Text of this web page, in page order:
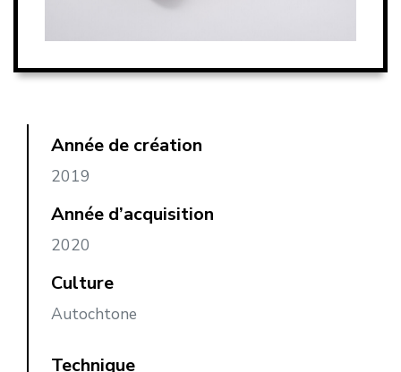
Année de création
2019
Année d’acquisition
2020
Culture
Autochtone
Technique